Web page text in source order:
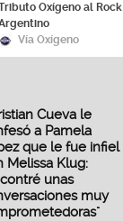
Oxígeno al Rock
Vía Oxígeno
Cueva le
a Pamela
que le fue infiel
Melissa Klug:
unas
muy